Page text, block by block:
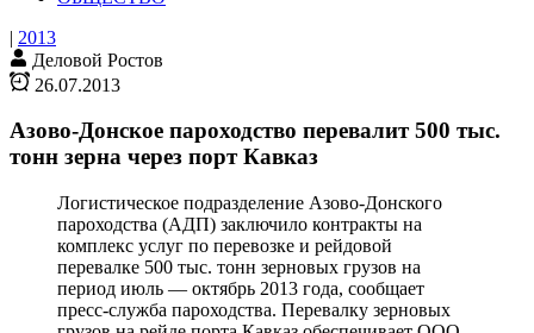
| 2013
Деловой Ростов
26.07.2013
Азово-Донское пароходство перевалит 500 тыс.
тонн зерна через порт Кавказ
Логистическое подразделение Азово-Донского
пароходства (АДП) заключило контракты на
комплекс услуг по перевозке и рейдовой
перевалке 500 тыс. тонн зерновых грузов на
период июль — октябрь 2013 года, сообщает
пресс-служба пароходства. Перевалку зерновых